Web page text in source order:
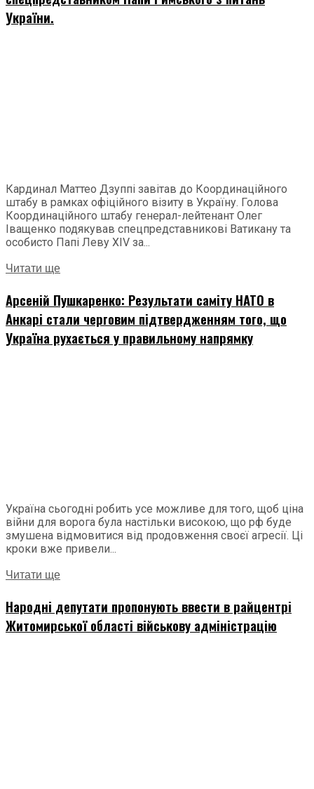
України.
Кардинал Маттео Дзуппі завітав до Координаційного
штабу в рамках офіційного візиту в Україну. Голова
Координаційного штабу генерал-лейтенант Олег
Іващенко подякував спецпредставникові Ватикану та
особисто Папі Леву ХІV за...
Читати ще
Арсеній Пушкаренко: Результати саміту НАТО в
Анкарі стали черговим підтвердженням того, що
Україна рухається у правильному напрямку
Україна сьогодні робить усе можливе для того, щоб ціна
війни для ворога була настільки високою, що рф буде
змушена відмовитися від продовження своєї агресії. Ці
кроки вже привели...
Читати ще
Народні депутати пропонують ввести в райцентрі
Житомирської області військову адміністрацію